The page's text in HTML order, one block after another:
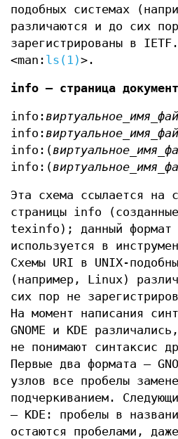
подобных системах
различаются и до сих
зарегистрированы в
<man: ls(1)>.
info — страница
info:
info:
info:(
info:(
Эта схема ссылается на
страницы info
texinfo); данный формат
используется в
Схемы URI в UNIX-
(например, Linux)
сих пор не
На момент написания
GNOME и KDE
не понимают синтаксис
Первые два формата —
узлов все пробелы
подчеркиванием.
— KDE: пробелы в
остаются пробелами,